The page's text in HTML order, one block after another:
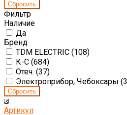
Фильтр
Наличие
Да
Бренд
TDM ELECTRIC (108)
К-С (684)
Отеч. (37)
Электроприбор, Чебоксары (3
Артикул